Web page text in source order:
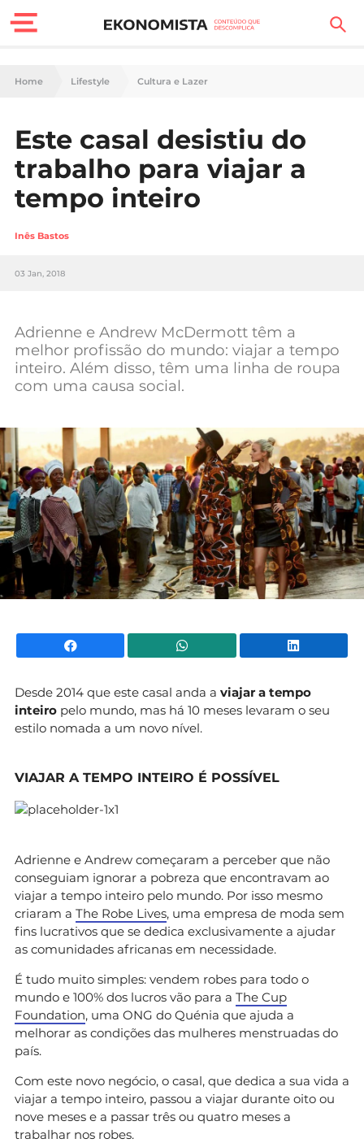
Finanças Pessoais
Carreira
Casa
Lifestyle
Sociedade
Negócios
Mundial 2026
Home Lifestyle Cultura e Lazer
Este casal desistiu do
trabalho para viajar a
tempo inteiro
Inês Bastos
03 Jan, 2018
Adrienne e Andrew McDermott têm a
melhor profissão do mundo: viajar a tempo
inteiro. Além disso, têm uma linha de roupa
com uma causa social.
Facebook WhatsApp
Desde 2014 que este casal anda a viajar a tempo
inteiro pelo mundo, mas há 10 meses levaram o seu
estilo nomada a um novo nível.
VIAJAR A TEMPO INTEIRO É POSSÍVEL
Adrienne e Andrew começaram a perceber que não
conseguiam ignorar a pobreza que encontravam ao
viajar a tempo inteiro pelo mundo. Por isso mesmo
criaram a The Robe Lives, uma empresa de moda sem
fins lucrativos que se dedica exclusivamente a ajudar
as comunidades africanas em necessidade.
É tudo muito simples: vendem robes para todo o
mundo e 100% dos lucros vão para a The Cup
Foundation, uma ONG do Quénia que ajuda a
melhorar as condições das mulheres menstruadas do
país.
Com este novo negócio, o casal, que dedica a sua vida a
viajar a tempo inteiro, passou a viajar durante oito ou
nove meses e a passar três ou quatro meses a
trabalhar nos robes.